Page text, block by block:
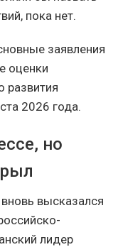
пока нет.
заявления
оценки
развития
2026 года.
но
высказался
лидер